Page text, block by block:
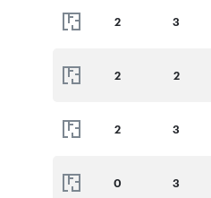
2 3
2 2
2 3
0 3